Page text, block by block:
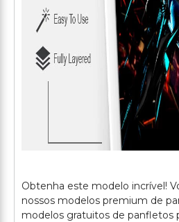
Obtenha este modelo incrível!
nossos modelos premium de
modelos gratuitos de panfletos